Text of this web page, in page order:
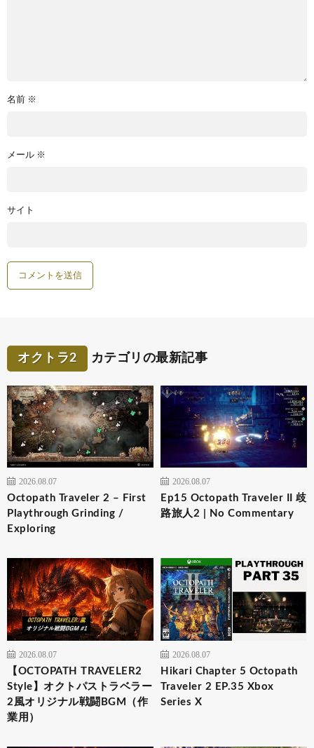
名前 ※
メール ※
サイト
オクトラ2 カテゴリの最新記事
2026.08.07
Octopath Traveler 2 – First
Playthrough Grinding /
Exploring
2026.08.07
Ep15 Octopath Traveler II 歧
路旅人2 | No Commentary
2026.08.07
【OCTOPATH TRAVELER2
Style】オクトパストラベラー
2風オリジナル戦闘BGM（作
業用）
2026.08.07
Hikari Chapter 5 Octopath
Traveler 2 EP.35 Xbox
Series X